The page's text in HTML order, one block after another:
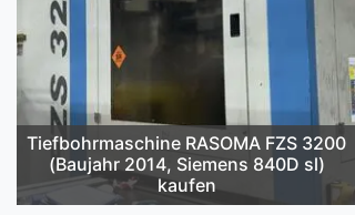
Tiefbohrmaschine RASOMA FZS 3200
(Baujahr 2014, Siemens 840D sl)
kaufen